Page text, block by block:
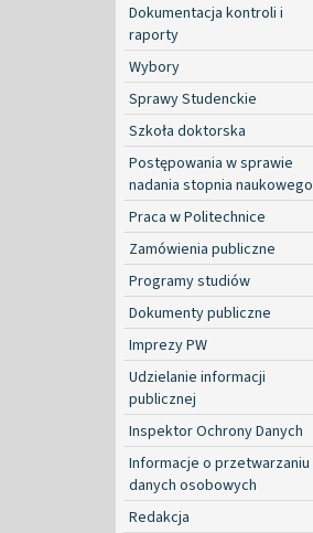
Dokumentacja kontroli i
raporty
Wybory
Sprawy Studenckie
Szkoła doktorska
Postępowania w sprawie
nadania stopnia naukowego
Praca w Politechnice
Zamówienia publiczne
Programy studiów
Dokumenty publiczne
Imprezy PW
Udzielanie informacji
publicznej
Inspektor Ochrony Danych
Informacje o przetwarzaniu
danych osobowych
Redakcja